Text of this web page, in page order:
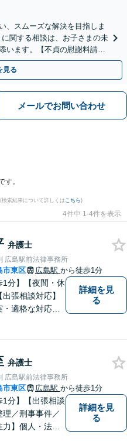
、スムーズな解決を目指しま
関する相談は、お子さまの未
います。【不貞の慰謝料請
決を模索します。
見る
メールでお問い合わせ
す。
(検索結果について詳しくは こちら)
4件中 1-4件を表示
弁護士
広島駅前法律事務所
市東区 広島駅 から徒歩1分
1分】【夜間・休
張相談対応】
・適格な対応】
。また、弊事
対応・回答を最
ます。
詳細を見
る
弁護士
広島駅前法律事務所
市東区 広島駅 から徒歩1分
1分】【出張相談
／刑事事件／
】個人・法人
詳細を見
る